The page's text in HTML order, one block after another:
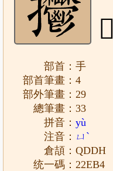
𢺴
部首：手
部首筆畫：4
部外筆畫：29
總筆畫：33
拼音：yù
注音： ㄩˋ
倉頡：QDDH
统一碼：22EB4